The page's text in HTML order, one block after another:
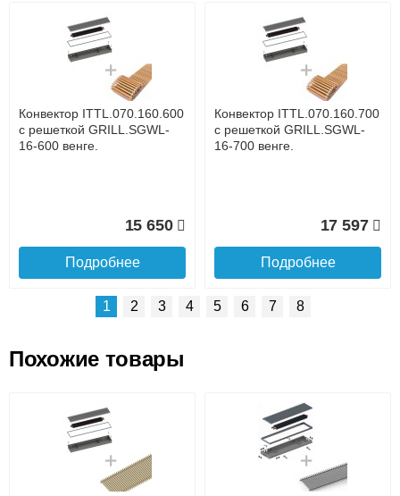
Доставка сантехники по Москве и Московской области
до подъезда
услуга платная
Наличный расчёт
Банковской картой на сайте в режиме реального
времени
Банковской картой при получении товара как при
доставке, так и самовывозом
Интернет-деньгами (Yandex-деньги, Web-money,
Qiwi-кошельки и другие).
Безналичный расчёт (возможно и с НДС)
Конвектор ITTL.070.160.600
с решеткой GRILL.SGWL-
16-600 венге.
15 650
Подробнее
Конвектор ITTL.070.160.700
с решеткой GRILL.SGWL-
16-700 венге.
17 597
Подробнее
Конвектор ITTL.070.160.800
с решеткой GRILL.SGWL-
16-800 венге.
Конвектор ITTL.070.160.900
с решеткой GRILL.SGWL-
16-900 венге.
1 2 3 4 5 6 7 8
Похожие товары